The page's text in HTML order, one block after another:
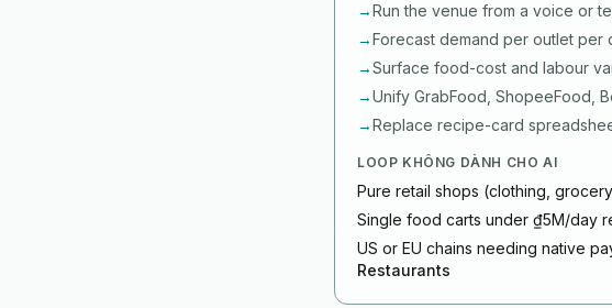
→Run the venue from a voice or
→Forecast demand per outlet per
→Surface food-cost and labour
→Unify GrabFood, ShopeeFood,
→Replace recipe-card
LOOP KHÔNG DÀNH CHO AI
Pure retail shops (clothing,
Single food carts under ₫5M/day
US or EU chains needing native
Restaurants